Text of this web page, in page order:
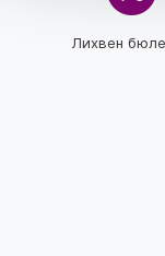
Лихвен